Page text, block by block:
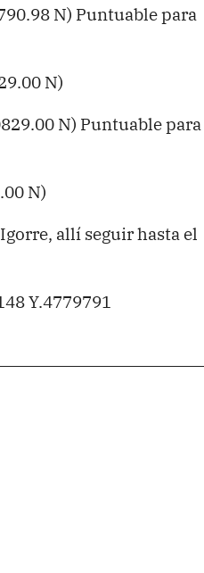
N) Puntuable para
N)
N) Puntuable para
N)
allí seguir hasta el
Y.4779791